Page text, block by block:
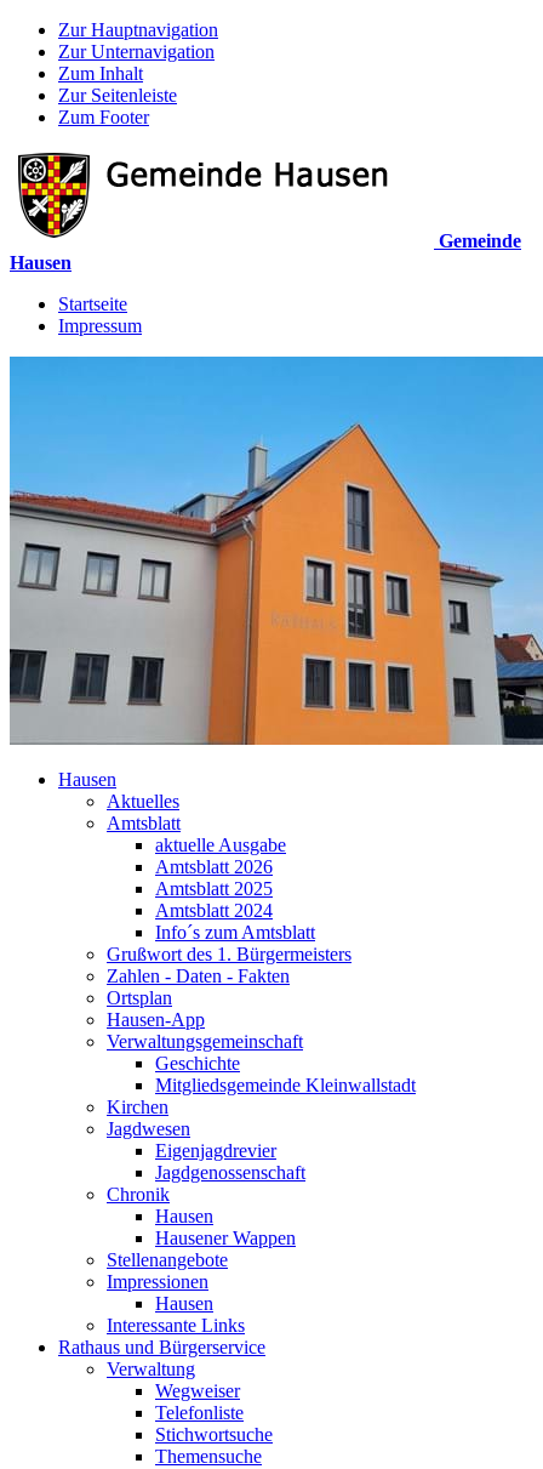
Zur Hauptnavigation
Zur Unternavigation
Zum Inhalt
Zur Seitenleiste
Zum Footer
Gemeinde
Hausen
Startseite
Impressum
Hausen
Aktuelles
Amtsblatt
aktuelle Ausgabe
Amtsblatt 2026
Amtsblatt 2025
Amtsblatt 2024
Info´s zum Amtsblatt
Grußwort des 1. Bürgermeisters
Zahlen - Daten - Fakten
Ortsplan
Hausen-App
Verwaltungsgemeinschaft
Geschichte
Mitgliedsgemeinde Kleinwallstadt
Kirchen
Jagdwesen
Eigenjagdrevier
Jagdgenossenschaft
Chronik
Hausen
Hausener Wappen
Stellenangebote
Impressionen
Hausen
Interessante Links
Rathaus und Bürgerservice
Verwaltung
Wegweiser
Telefonliste
Stichwortsuche
Themensuche